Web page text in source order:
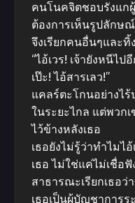
คนโนคจิตชอบรังแก
ต้องการเห็นรูปลักษ
จึงเรียกคนอื่นๆและทิ้
“ไอ้เวร! เจ้ายังหนีไ
เป๊ะ! ไอ้สารเลว!”
แคลร์ตะโกนอย่างไ
ในระยะไกล แต่พวก
ไว้ข้างหลังเธอ
เธอยังไม่รู้ว่าทําไมไ
เธอ ไม่ใช่แค่ไม่เชื่อ
สาธารณะเรียกเธอว่
เธอเป็นผู้บัญชาการ